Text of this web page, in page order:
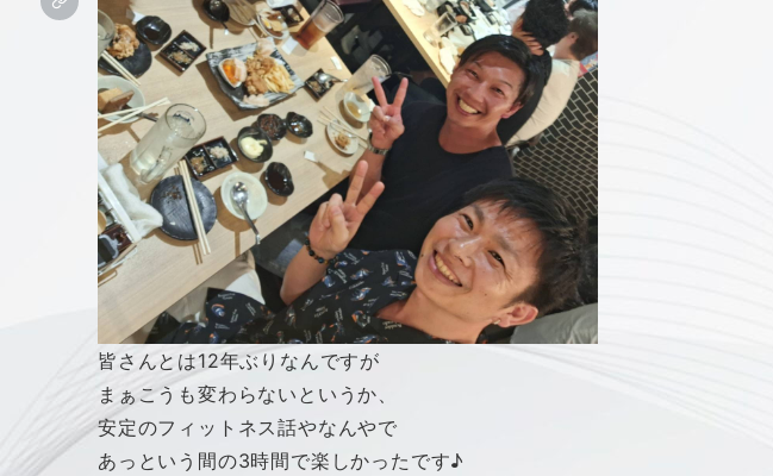
皆さんとは12年ぶりなんですが
まぁこうも変わらないというか、
安定のフィットネス話やなんやで
あっという間の3時間で楽しかったです♪